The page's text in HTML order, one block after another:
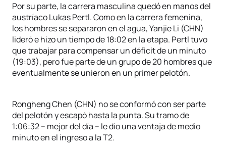
Por su parte, la carrera masculina quedó en manos del
austríaco Lukas Pertl. Como en la carrera femenina,
los hombres se separaron en el agua, Yanjie Li (CHN)
lideró e hizo un tiempo de 18:02 en la etapa. Pertl tuvo
que trabajar para compensar un déficit de un minuto
(19:03), pero fue parte de un grupo de 20 hombres que
eventualmente se unieron en un primer pelotón.
Rongheng Chen (CHN) no se conformó con ser parte
del pelotón y escapó hasta la punta. Su tramo de
1:06:32 – mejor del día – le dio una ventaja de medio
minuto en el ingreso a la T2.